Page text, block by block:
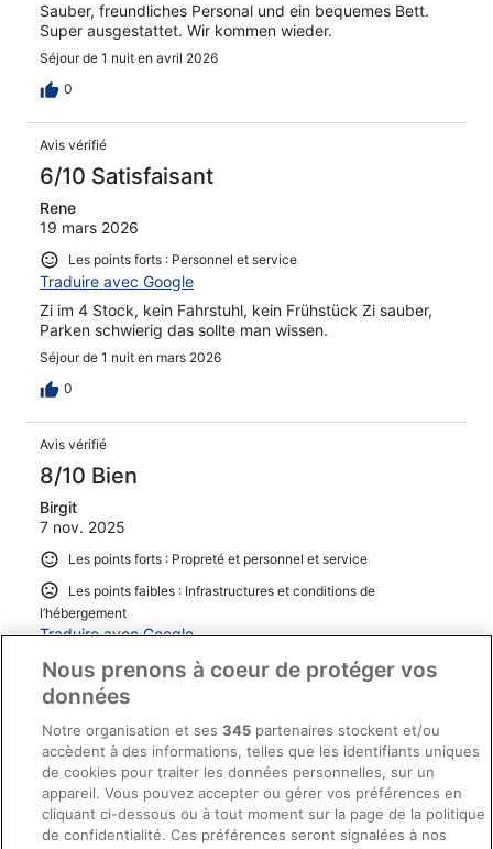
Sauber, freundliches Personal und ein bequemes Bett.
Super ausgestattet. Wir kommen wieder.
Séjour de 1 nuit en avril 2026
0
Avis vérifié
6/10 Satisfaisant
Rene
19 mars 2026
Les points forts : Personnel et service
Traduire avec Google
Zi im 4 Stock, kein Fahrstuhl, kein Frühstück Zi sauber,
Parken schwierig das sollte man wissen.
Séjour de 1 nuit en mars 2026
0
Avis vérifié
8/10 Bien
Birgit
7 nov. 2025
Les points forts : Propreté et personnel et service
Les points faibles : Infrastructures et conditions de
l’hébergement
Traduire avec Google
Wer ein klassisches Boutique Hotel erwartet, wird
enttäuscht sein - dieses Hotel hat nicht viel, was den
Namen rechtfertigt. Aber es ist nicht schlecht! Das
Zimmer ist groß und sauber, es ist ziemlich zentral, gut
mit öffentlichen zu erreichen, das Bett war bequem, auch
wenn die beiden Matratzen auseinander rutschen und es
gibt eine kleine Küche. Das Personal ist sehr freundlich
und hilfsbereit! Was nicht so toll war: die Einrichtung ist
schon ein wenig in die Jahre gekommen. Mein Vorhang
war total zerfetzt, was nicht sehr einladend aussieht und
Afficher plus
Séjour de 2 nuits en novembre 2025
0
Nous prenons à coeur de protéger vos
données
Notre organisation et ses345 partenaires stockent et/ou
accèdent à des informations, telles que les identifiants uniques
de cookies pour traiter les données personnelles, sur un
appareil. Vous pouvez accepter ou gérer vos préférences en
cliquant ci-dessous ou à tout moment sur la page de la politique
de confidentialité. Ces préférences seront signalées à nos